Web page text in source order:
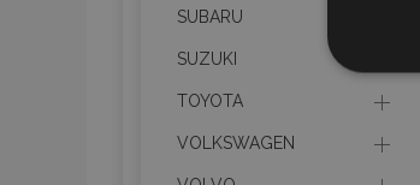
SUBARU
SUZUKI
TOYOTA
VOLKSWAGEN